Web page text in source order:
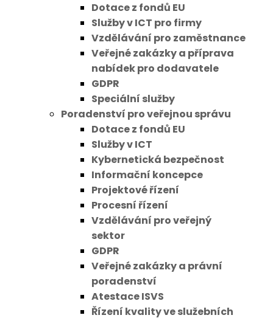
Dotace z fondů EU
Služby v ICT pro firmy
Vzdělávání pro zaměstnance
Veřejné zakázky a příprava
nabídek pro dodavatele
GDPR
Speciální služby
Poradenství pro veřejnou správu
Dotace z fondů EU
Služby v ICT
Kybernetická bezpečnost
Informační koncepce
Projektové řízení
Procesní řízení
Vzdělávání pro veřejný
sektor
GDPR
Veřejné zakázky a právní
poradenství
Atestace ISVS
Řízení kvality ve služebních